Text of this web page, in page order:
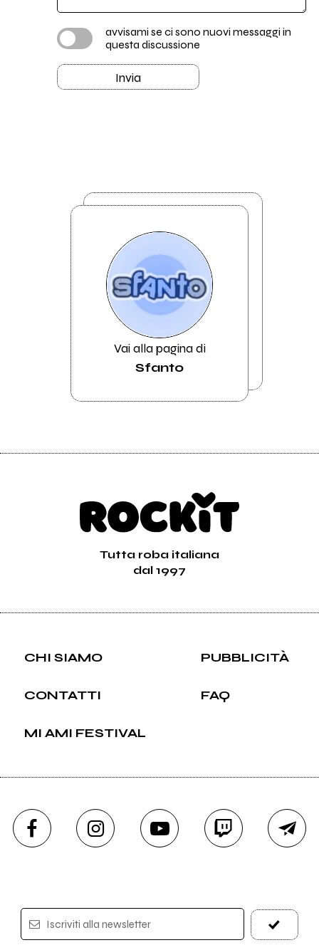
avvisami se ci sono nuovi messaggi in
questa discussione
Invia
Vai alla pagina di
Sfanto
Tutta roba italiana
dal 1997
CHI SIAMO PUBBLICITÀ
CONTATTI FAQ
MI AMI FESTIVAL
Iscriviti alla newsletter